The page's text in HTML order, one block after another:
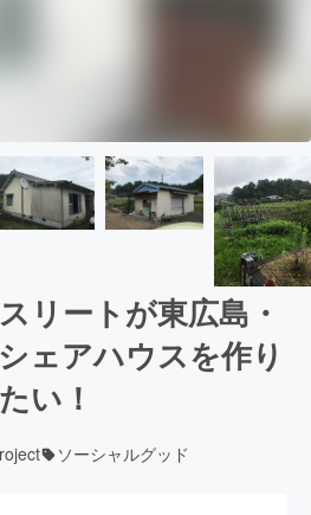
リートが東広島・
ェアハウスを作り
たい！
ソーシャルグッド